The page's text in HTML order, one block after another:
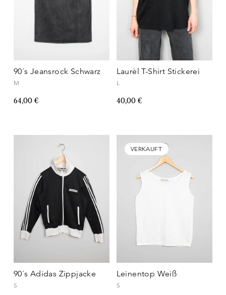
90´s Jeansrock Schwarz
M
64,00 €
Laurèl T-Shirt Stickerei
L
40,00 €
90´s Adidas Zippjacke
S
VERKAUFT
Leinentop Weiß
S